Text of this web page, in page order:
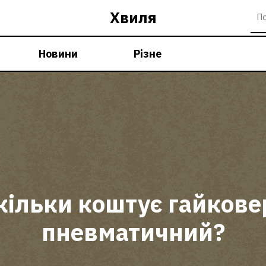
Хвиля
Новини Різне
коштує
пневматичний?